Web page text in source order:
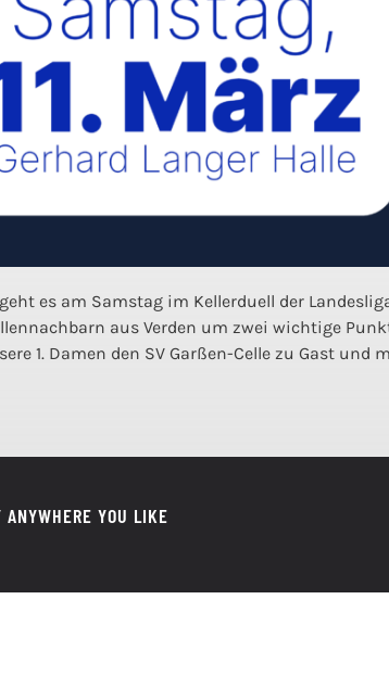
es am Samstag im Kellerduell der
aus Verden um zwei wichtige
1. Damen den SV Garßen-Celle zu Gast
YOU LIKE